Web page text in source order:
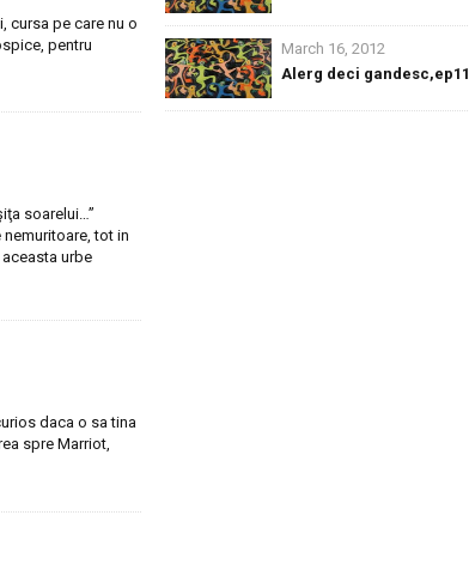
cursa pe care nu o
pentru
soarelui…”
tot in
urbe
daca o sa tina
spre Marriot,
March 16, 2012
Alerg deci gandesc,ep11